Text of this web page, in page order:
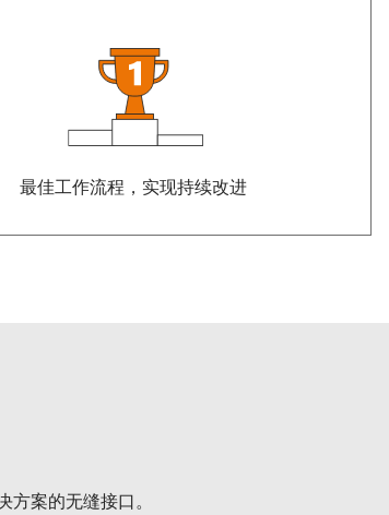
最佳工作流程，实现持续改进
案的无缝接口。